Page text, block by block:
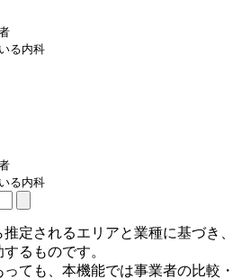
る内科
る内科
定されるエリアと業種に基づき、
るものです。
ても、本機能では事業者の比較・